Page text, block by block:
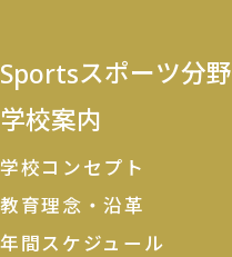
Sportsスポーツ分野
学校案内
学校コンセプト
教育理念・沿革
年間スケジュール